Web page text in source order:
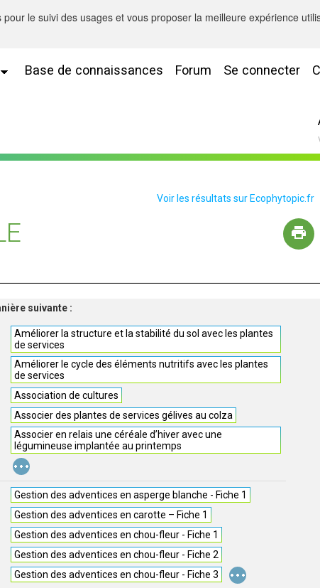
Base de connaissances Forum Se connecter
Voir les résultats sur Ecophytopic.fr
suivante :
Améliorer la structure et la stabilité du sol avec les plantes
de services
Améliorer le cycle des éléments nutritifs avec les plantes
de services
Association de cultures
Associer des plantes de services gélives au colza
Associer en relais une céréale d’hiver avec une
légumineuse implantée au printemps
...
Gestion des adventices en asperge blanche - Fiche 1
Gestion des adventices en carotte – Fiche 1
Gestion des adventices en chou-fleur - Fiche 1
Gestion des adventices en chou-fleur - Fiche 2
Gestion des adventices en chou-fleur - Fiche 3
...
le suivi des usages et vous proposer la meilleure expérience